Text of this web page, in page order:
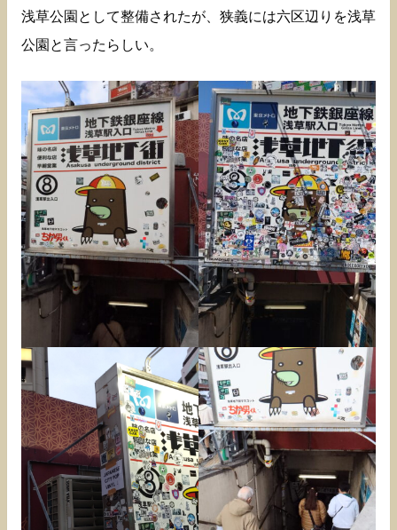
浅草公園として整備されたが、狭義には六区辺りを浅草
公園と言ったらしい。